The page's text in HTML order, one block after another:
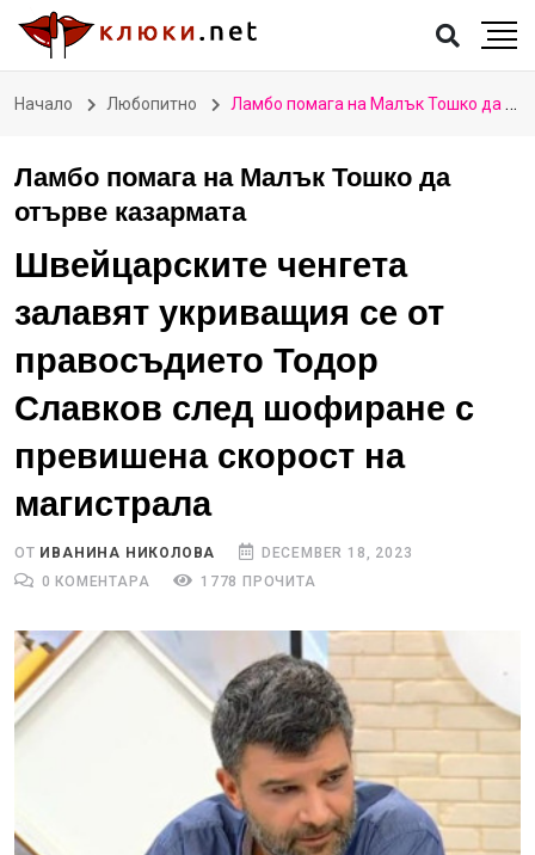
Начало Любопитно Ламбо помага на Малък Тошко да отърве казармата
Ламбо помага на Малък Тошко да
отърве казармата
Швейцарските ченгета
залавят укриващия се от
правосъдието Тодор
Славков след шофиране с
превишена скорост на
магистрала
ОТ ИВАНИНА НИКОЛОВА
DECEMBER 18, 2023
0 КОМЕНТАРА
1778 ПРОЧИТА